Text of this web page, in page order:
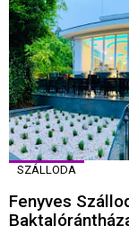
SZÁLLODA
Fenyves